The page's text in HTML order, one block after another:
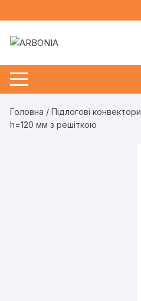
до
вмісту
Головна /Підлогові конвектори
h=120 мм з решіткою